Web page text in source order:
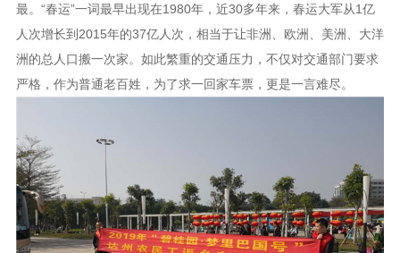
最。“春运”一词最早出现在1980年，近30多年来，春运大军从1亿
人次增长到2015年的37亿人次，相当于让非洲、欧洲、美洲、大洋
洲的总人口搬一次家。如此繁重的交通压力，不仅对交通部门要求
严格，作为普通老百姓，为了求一回家车票，更是一言难尽。